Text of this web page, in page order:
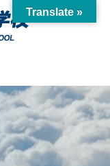
Translate »